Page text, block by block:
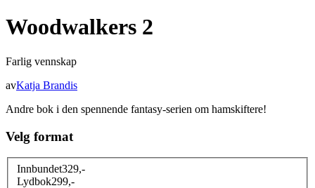
Woodwalkers 2
Farlig vennskap
avKatja Brandis
Andre bok i den spennende fantasy-serien om hamskiftere!
Velg format
Innbundet329,-
Lydbok299,-